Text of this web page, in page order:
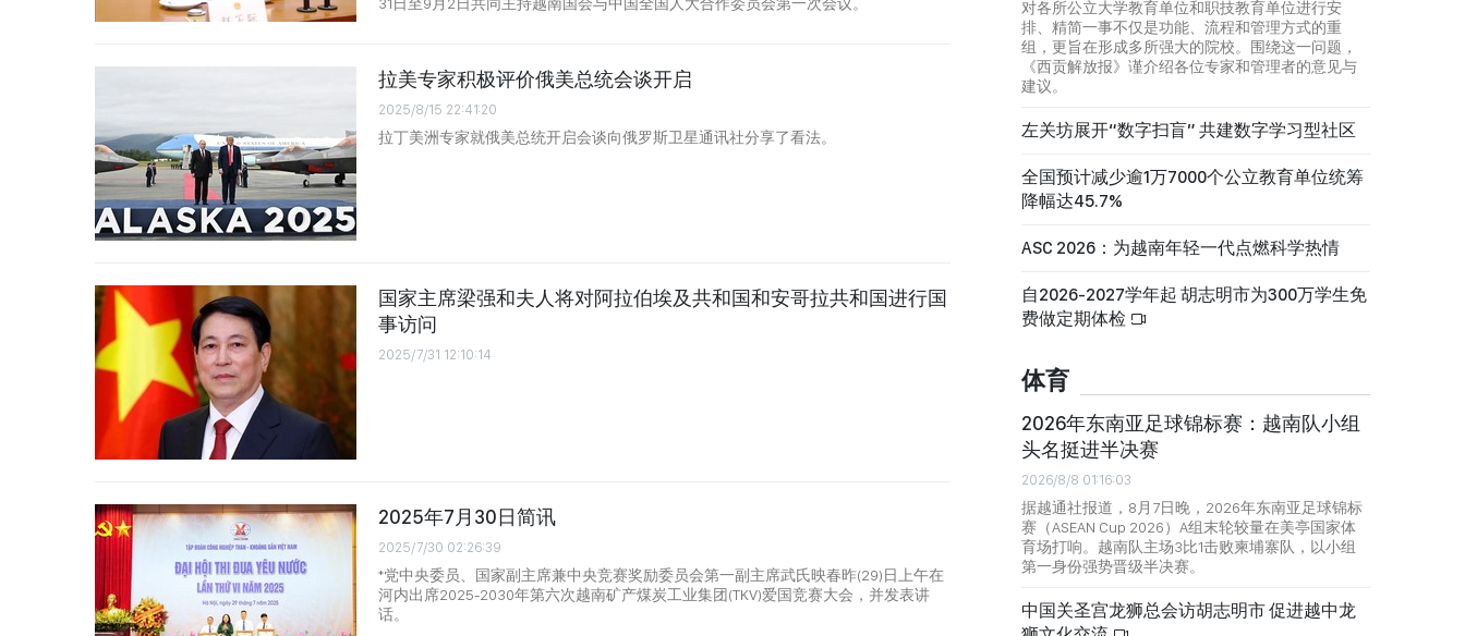
31日至9月2日共同主持越南国会与中国全国人大合作委员会第一次会议。
拉美专家积极评价俄美总统会谈开启
2025/8/15 22:41:20
拉丁美洲专家就俄美总统开启会谈向俄罗斯卫星通讯社分享了看法。
国家主席梁强和夫人将对阿拉伯埃及共和国和安哥拉共和国进行国
事访问
2025/7/31 12:10:14
2025年7月30日简讯
2025/7/30 02:26:39
*党中央委员、国家副主席兼中央竞赛奖励委员会第一副主席武氏映春昨(29)日上午在
河内出席2025-2030年第六次越南矿产煤炭工业集团(TKV)爱国竞赛大会，并发表讲
话。
对各所公立大学教育单位和职技教育单位进行安
排、精简一事不仅是功能、流程和管理方式的重
组，更旨在形成多所强大的院校。围绕这一问题，
《西贡解放报》谨介绍各位专家和管理者的意见与
建议。
左关坊展开“数字扫盲” 共建数字学习型社区
全国预计减少逾1万7000个公立教育单位统筹
降幅达45.7%
ASC 2026：为越南年轻一代点燃科学热情
自2026-2027学年起 胡志明市为300万学生免
费做定期体检
体育
2026年东南亚足球锦标赛：越南队小组
头名挺进半决赛
2026/8/8 01:16:03
据越通社报道，8月7日晚，2026年东南亚足球锦标
赛（ASEAN Cup 2026）A组末轮较量在美亭国家体
育场打响。越南队主场3比1击败柬埔寨队，以小组
第一身份强势晋级半决赛。
中国关圣宫龙狮总会访胡志明市 促进越中龙